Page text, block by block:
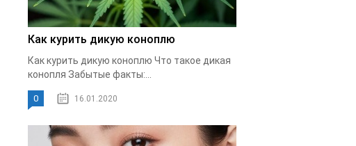
Как курить дикую коноплю
Как курить дикую коноплю Что такое дикая
конопля Забытые факты:...
0 16.01.2020